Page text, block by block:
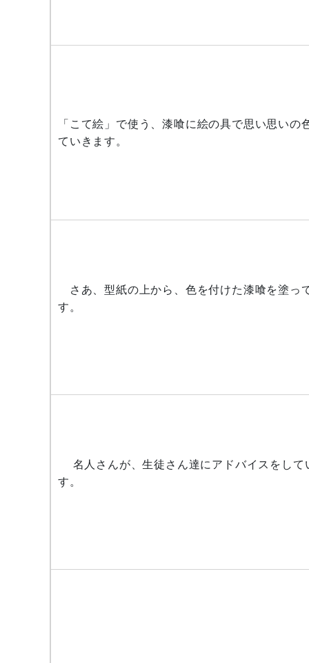
「こて絵」で使う、漆喰に絵の具で思い思いの
ていきます。
さあ、型紙の上から、色を付けた漆喰を塗っ
す。
名人さんが、生徒さん達にアドバイスをして
す。